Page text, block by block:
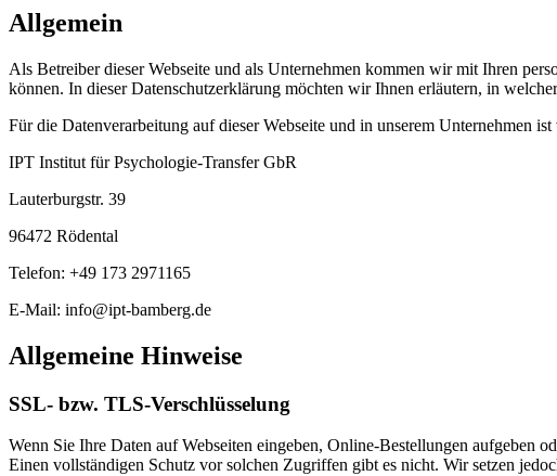
Allgemein
Als Betreiber dieser Webseite und als Unternehmen kommen wir mit Ihren
können. In dieser Datenschutzerklärung möchten wir Ihnen erläutern, in
Für die Datenverarbeitung auf dieser Webseite und in unserem Unternehmen
IPT Institut für Psychologie-Transfer GbR
Lauterburgstr. 39
96472 Rödental
Telefon: +49 173 2971165
E-Mail: info@ipt-bamberg.de
Allgemeine Hinweise
SSL- bzw. TLS-Verschlüsselung
Wenn Sie Ihre Daten auf Webseiten eingeben, Online-Bestellungen aufgeben
Einen vollständigen Schutz vor solchen Zugriffen gibt es nicht. Wir setzen